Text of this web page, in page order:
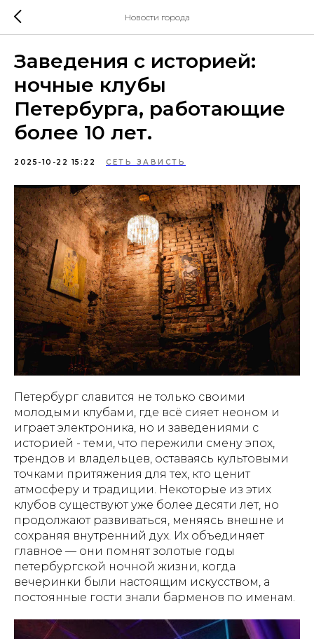
Новости города
Заведения с историей:
ночные клубы
Петербурга, работающие
более 10 лет.
2025-10-22 15:22 СЕТЬ ЗАВИСТЬ
Петербург славится не только своими
молодыми клубами, где всё сияет неоном и
играет электроника, но и заведениями с
историей - теми, что пережили смену эпох,
трендов и владельцев, оставаясь культовыми
точками притяжения для тех, кто ценит
атмосферу и традиции. Некоторые из этих
клубов существуют уже более десяти лет, но
продолжают развиваться, меняясь внешне и
сохраняя внутренний дух. Их объединяет
главное — они помнят золотые годы
петербургской ночной жизни, когда
вечеринки были настоящим искусством, а
постоянные гости знали барменов по именам.